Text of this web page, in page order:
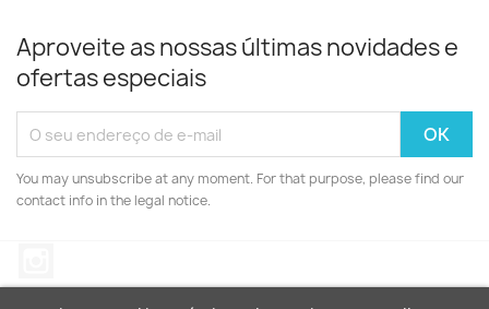
Aproveite as nossas últimas novidades e
ofertas especiais
You may unsubscribe at any moment. For that purpose, please find our
contact info in the legal notice.